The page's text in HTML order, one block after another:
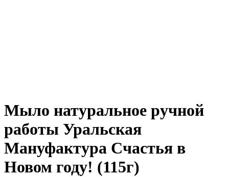
Мыло натуральное ручной
работы Уральская
Мануфактура Счастья в
Новом году! (115г)